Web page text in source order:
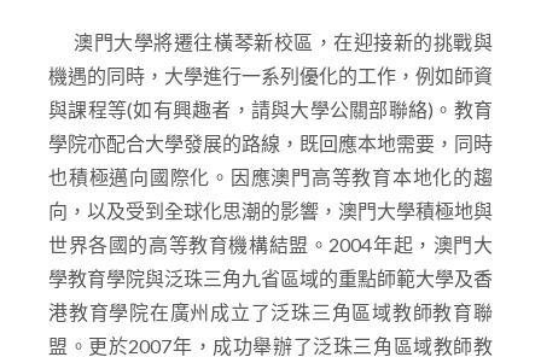
澳門大學將遷往橫琴新校區，在迎接新的挑戰與
機遇的同時，大學進行一系列優化的工作，例如師資
與課程等(如有興趣者，請與大學公關部聯絡)。教育
學院亦配合大學發展的路線，既回應本地需要，同時
也積極邁向國際化。因應澳門高等教育本地化的趨
向，以及受到全球化思潮的影響，澳門大學積極地與
世界各國的高等教育機構結盟。2004年起，澳門大
學教育學院與泛珠三角九省區域的重點師範大學及香
港教育學院在廣州成立了泛珠三角區域教師教育聯
盟。更於2007年，成功舉辦了泛珠三角區域教師教